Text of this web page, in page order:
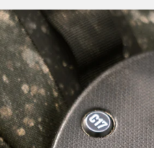
für den Fahrer entfällt. So verwendet,
Elastizität, Festigkeit und die
Er reagiert auf die
was ein fast symbiotisches